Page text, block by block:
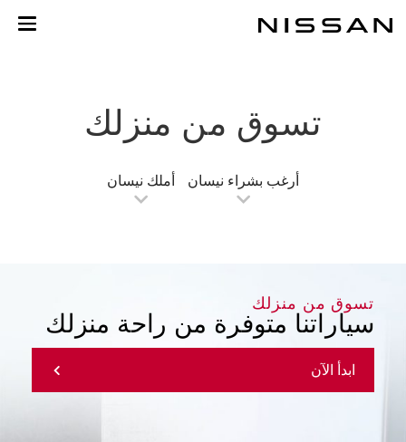
المحتوى
تسوق من منزلك
أرغب بشراء نيسان أملك نيسان
سياراتنا متوفرة من راحة منزلك
تسوق من منزلك
ابدأ الآن